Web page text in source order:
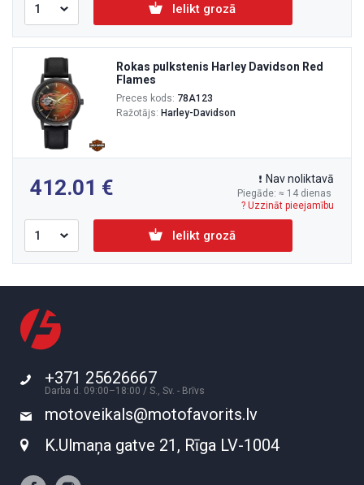
Ielikt grozā
Rokas pulkstenis Harley Davidson Red
Flames
Preces kods: 78A123
Ražotājs: Harley-Davidson
412.01 Piegāde: ≈ 14 dienas
Nav noliktavā
? Uzzināt pieejamību
Ielikt grozā
+371 25626667
Darba d. 09:00–18:00 / S., Sv. - Brīvs
motoveikals@motofavorits.lv
K.Ulmaņa gatve 21, Rīga LV-1004